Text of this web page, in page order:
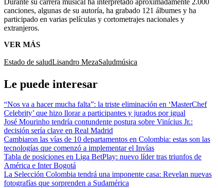
canciones, algunas de su autoría, ha grabado 121 álbumes y ha
participado en varias películas y cortometrajes nacionales y
extranjeros.
VER MÁS
Estado de saludLisandro MezaSaludmúsica
Le puede interesar
“Nos va a hacer mucha falta”: la triste eliminación en ‘MasterChef
Celebrity’ que hizo llorar a participantes y jurados por igual
José Mourinho tendría contundente postura sobre Vinícius Jr.:
decisión sería clave en Real Madrid
Cambiaron las vías de 10 departamentos en Colombia: estas son las
tecnologías que comenzó a implementar el Invías
Tabla de posiciones en Liga BetPlay: nuevo líder tras triunfos de
América e Inter Bogotá
La Selección Colombia tendrá una imponente casa: Revelan nuevas
fotografías que sorprenden a Sudamérica